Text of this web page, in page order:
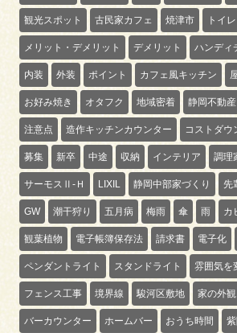
観光スポット 古民家カフェ 焼津市 トイレ
メリット・デメリット デメリット ハンディ
内装 外装 ポイント カフェ風キッチン
お好み焼き オタフク 地域密着 静岡不動産
注意点 造作キッチンカウンター コストダウ
募集 新卒 中途 収納 インテリア 調理
サーモスⅡ-Ｈ LIXIL 静岡中部家づくり 先
GW 潮干狩り 五月病 梅雨 傘 雨 カ
観葉植物 電子帳簿保存法 請求書 電子化
ペンダントライト スタンドライト 雰囲気を
フェンス工事 境界線 駿河区敷地 家の外観
バーカウンター ホームバー おうち時間